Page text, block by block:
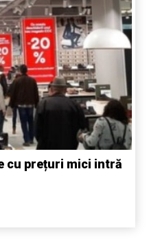
cu prețuri mici intră